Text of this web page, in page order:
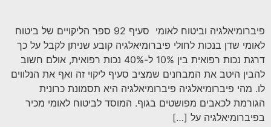
brightness_high ניגודיות בהירה
brightness_low ניגודיות כהה
font_download סמן קישורים
לאפס
את
cached
פיברומיאלגיה וביטוח לאומי סעיף 92 ספר הליקויים של ביטוח
לאומי שדן בנכות לחולי פיברומיאלגיה קובע שניתן לקבל על כך
דרגת נכות רפואית בין 10% ל-40% נכות רפואית, אולם חשוב
להבין היטב את המבחנים שמציב סעיף ליקוי זה ואף את הנלווים
לו. מהי פיברומיאלגיה פיברומיאלגיה היא תסמונת כרונית
הגורמת לכאבים מפושטים בגוף. המוסד לביטוח לאומי מכיר
בפיברומיאלגיה על […]